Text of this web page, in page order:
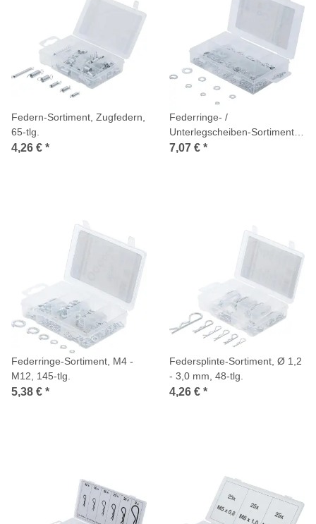
Federn-Sortiment, Zugfedern,
65-tlg.
4,26 € *
Federringe- /
Unterlegscheiben-Sortiment,
Ø 4 - 8 mm, 250-tlg.
7,07 € *
Federringe-Sortiment, M4 -
M12, 145-tlg.
5,38 € *
Federsplinte-Sortiment, Ø 1,2
- 3,0 mm, 48-tlg.
4,26 € *